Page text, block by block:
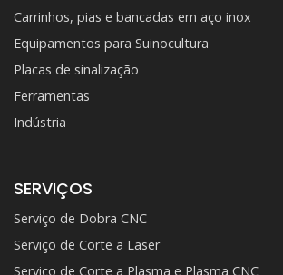
Carrinhos, pias e bancadas em aço inox
Equipamentos para Suinocultura
Placas de sinalização
Ferramentas
Indústria
SERVIÇOS
Serviço de Dobra CNC
Serviço de Corte a Laser
Serviço de Corte a Plasma e Plasma CNC